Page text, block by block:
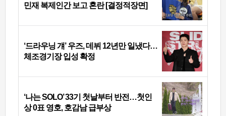
민재 복제인간 보고 혼란 [결정적장면]
‘드라우닝 걔’ 우즈, 데뷔 12년만 일냈다…
체조경기장 입성 확정
‘나는 SOLO’ 33기 첫날부터 반전…첫인
상 0표 영호, 호감남 급부상